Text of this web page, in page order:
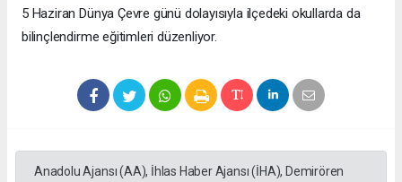
5 Haziran Dünya Çevre günü dolayısıyla ilçedeki okullarda da
bilinçlendirme eğitimleri düzenliyor.
Anadolu Ajansı (AA), İhlas Haber Ajansı (İHA), Demirören